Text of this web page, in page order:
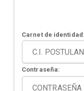
Carnet de identidad:
Contraseña: